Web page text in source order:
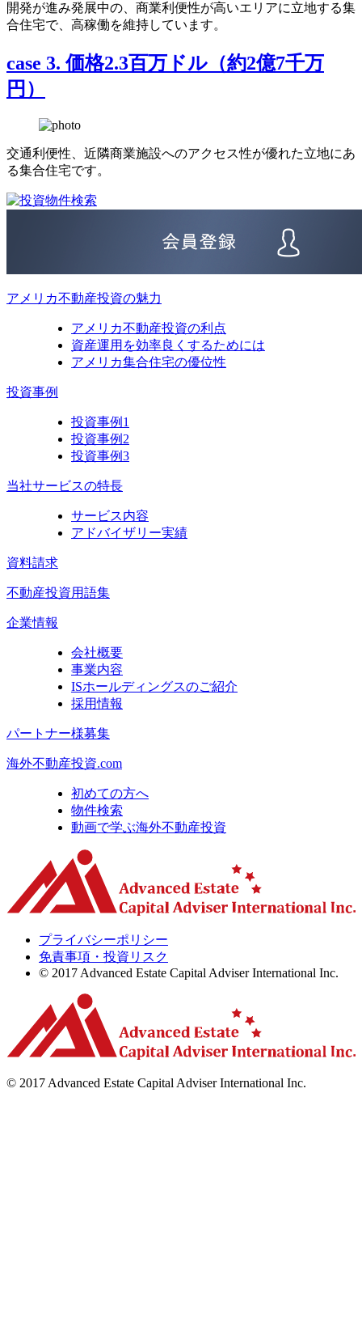
開発が進み発展中の、商業利便性が高いエリアに立地する集
合住宅で、高稼働を維持しています。
case 3. 価格2.3百万ドル（約2億7千万
円）
交通利便性、近隣商業施設へのアクセス性が優れた立地にあ
る集合住宅です。
アメリカ不動産投資の魅力
アメリカ不動産投資の利点
資産運用を効率良くするためには
アメリカ集合住宅の優位性
投資事例
投資事例1
投資事例2
投資事例3
当社サービスの特長
サービス内容
アドバイザリー実績
資料請求
不動産投資用語集
企業情報
会社概要
事業内容
ISホールディングスのご紹介
採用情報
パートナー様募集
海外不動産投資.com
初めての方へ
物件検索
動画で学ぶ海外不動産投資
プライバシーポリシー
免責事項・投資リスク
© 2017 Advanced Estate Capital Adviser International Inc.
© 2017 Advanced Estate Capital Adviser International Inc.